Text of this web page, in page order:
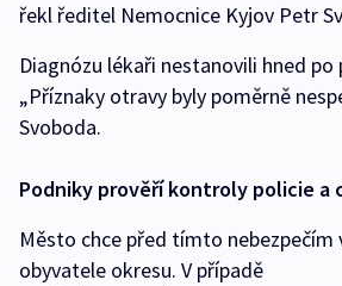
řekl ředitel Nemocnice Kyjov Petr
Diagnózu lékaři nestanovili hned po
„Příznaky otravy byly poměrně
Svoboda.
Podniky prověří kontroly policie a
Město chce před tímto nebezpečím
obyvatele okresu. V případě